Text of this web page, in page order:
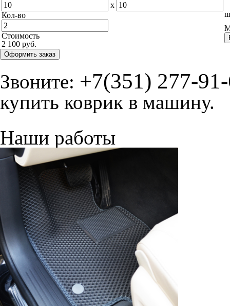
x
Кол-во
Стоимость
2 100 руб.
Оформить заказ
Звоните: +7(351) 277-
купить коврик в машину.
Наши работы